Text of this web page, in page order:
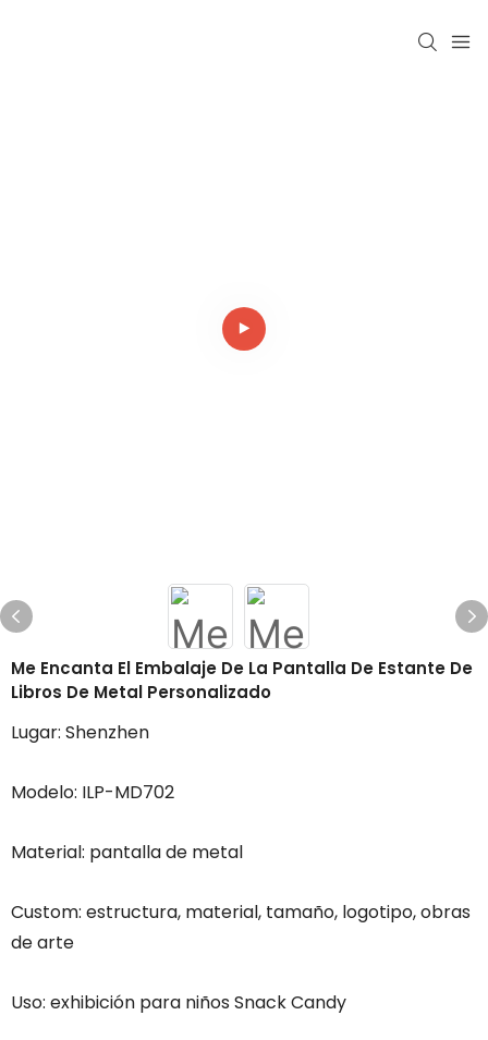
Me Encanta El Embalaje De La Pantalla De Estante De
Libros De Metal Personalizado
Lugar: Shenzhen
Modelo: ILP-MD702
Material: pantalla de metal
Custom: estructura, material, tamaño, logotipo, obras
de arte
Uso: exhibición para niños Snack Candy